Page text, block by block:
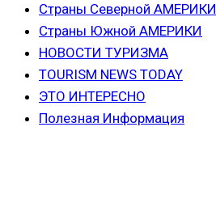
Страны Северной АМЕРИКИ
Страны Южной АМЕРИКИ
НОВОСТИ ТУРИЗМА
TOURISM NEWS TODAY
ЭТО ИНТЕРЕСНО
Полезная Информация